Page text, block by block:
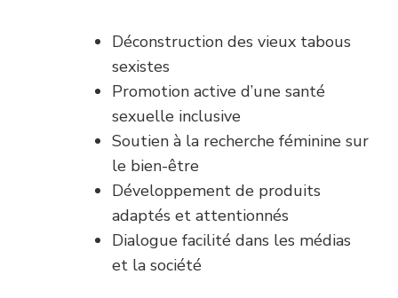
Déconstruction des vieux tabous
sexistes
Promotion active d’une santé
sexuelle inclusive
Soutien à la recherche féminine sur
le bien-être
Développement de produits
adaptés et attentionnés
Dialogue facilité dans les médias
et la société